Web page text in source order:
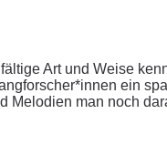
Art und Weise
ein
man noch